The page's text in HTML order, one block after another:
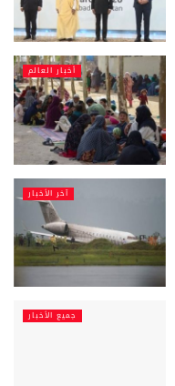
أخبار العالم
آخر الأخبار
جميع الأخبار